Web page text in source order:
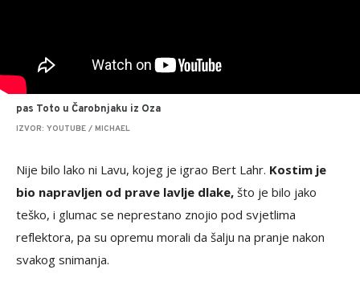
pas Toto u Čarobnjaku iz Oza
IZVOR: YOUTUBE / MICHAEL
Nije bilo lako ni Lavu, kojeg je igrao Bert Lahr. Kostim je
bio napravljen od prave lavlje dlake, što je bilo jako
teško, i glumac se neprestano znojio pod svjetlima
reflektora, pa su opremu morali da šalju na pranje nakon
svakog snimanja.